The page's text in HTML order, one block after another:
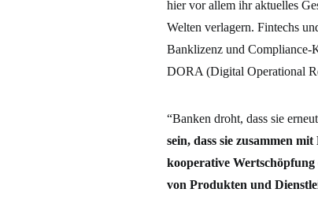
hier vor allem ihr aktuelles
Welten verlagern. Fintechs
Banklizenz und Compliance-
DORA (Digital Operational
“Banken droht, dass sie
sein, dass sie zusammen
kooperative Wertschöpfung
von Produkten und